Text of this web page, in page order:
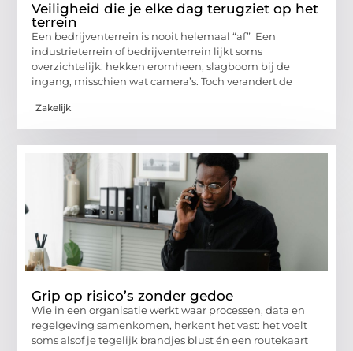
Veiligheid die je elke dag terugziet op het
terrein
Een bedrijventerrein is nooit helemaal “af” Een
industrieterrein of bedrijventerrein lijkt soms
overzichtelijk: hekken eromheen, slagboom bij de
ingang, misschien wat camera’s. Toch verandert de
Zakelijk
Grip op risico’s zonder gedoe
Wie in een organisatie werkt waar processen, data en
regelgeving samenkomen, herkent het vast: het voelt
soms alsof je tegelijk brandjes blust én een routekaart